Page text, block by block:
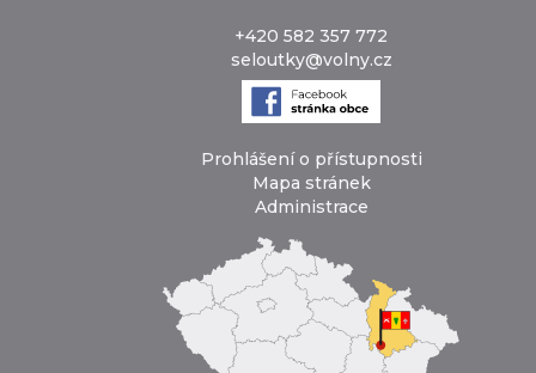
+420 582 357 772
seloutky@volny.cz
Prohlášení o přístupnosti
Mapa stránek
Administrace